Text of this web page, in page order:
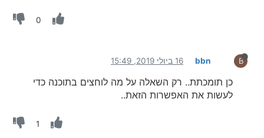
0
B
bbn 16 ביולי 2019, 15:49
כן תומכתת.. רק השאלה על מה לוחצים בתוכנה כדי
לעשות את האפשרות הזאת..
1